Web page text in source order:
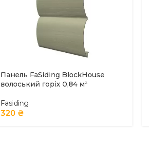
Панель FaSiding BlockHouse
волоський горіх 0,84 м²
Fasiding
320 ₴